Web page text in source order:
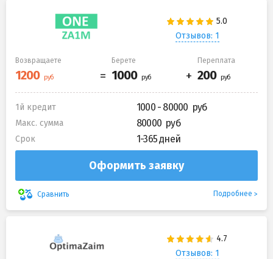
Отзывов: 1
Возвращаете Берете Переплата
1й кредит 1000 - 80000
Макс. сумма 80000
Срок 1-365 дней
Оформить заявку
Сравнить Подробнее
Отзывов: 1